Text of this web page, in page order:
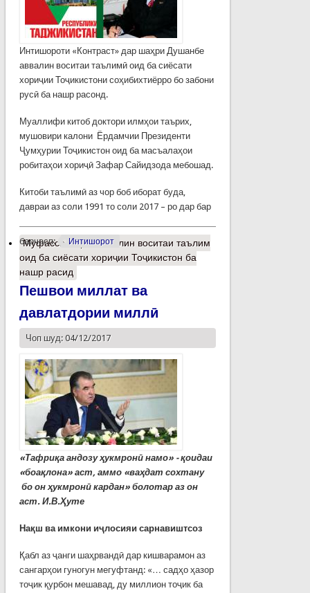
Интишороти «Контраст» дар шаҳри Душанбе
аввалин воситаи таълимӣ оид ба сиёсати
хориҷии Тоҷикистони соҳибихтиёрро бо забони
русӣ ба нашр расонд.
Муаллифи китоб доктори илмҳои таърих,
мушовири калони Ёрдамчии Президенти
Ҷумҳурии Тоҷикистон оид ба масъалаҳои
робитаҳои хориҷӣ Зафар Сайидзода мебошад.
Китоби таълимӣ аз чор боб иборат буда,
давраи аз соли 1991 то соли 2017 – ро дар бар
барчасп: Интишорот
Муфассалтаро Аввалин воситаи таълим
оид ба сиёсати хориҷии Тоҷикистон ба
нашр расид
Пешвои миллат ва
давлатдории миллӣ
Чоп шуд: 04/12/2017
«Тафриқа андозу ҳукмронӣ намо» - қоидаи
«боақлона» аст, аммо «ваҳдат сохтану
бо он ҳукмронӣ кардан» болотар аз он
аст. И.В.Ҳуте
Нақш ва имкони иҷлосияи сарнавиштсоз
Қабл аз ҷанги шаҳрвандӣ дар кишварамон аз
сангарҳои гуногун мегуфтанд: «… садҳо ҳазор
тоҷик қурбон мешавад, ду миллион тоҷик ба